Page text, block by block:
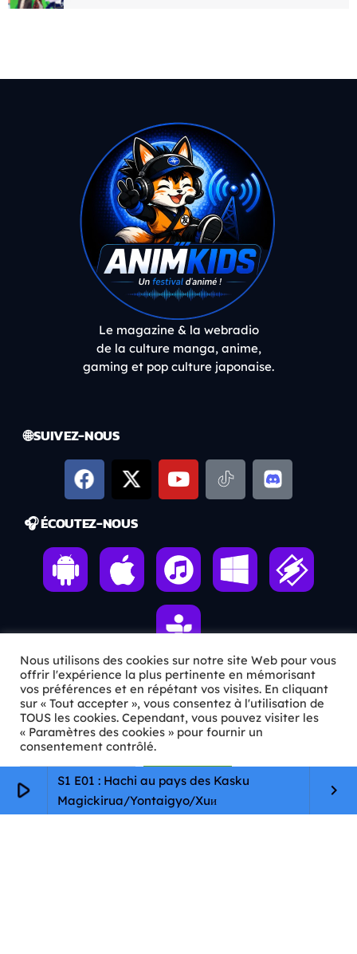
play_arrow
S1 E01 : Hachi au pays des Kasku
Magickirua/Yontaigyo/Xuи
keyboard_arrow_right
Le magazine & la webradio
de la culture manga, anime,
gaming et pop culture japonaise.
🌐 SUIVEZ-NOUS
🎧 ÉCOUTEZ-NOUS
ℹ️ INFOS PRATIQUES
✉️Contact
🦊Qui sommes-nous ?
📄
Mentions légales
Nous utilisons des cookies sur notre site Web pour vous
offrir l'expérience la plus pertinente en mémorisant
vos préférences et en répétant vos visites. En cliquant
sur « Tout accepter », vous consentez à l'utilisation de
TOUS les cookies. Cependant, vous pouvez visiter les
« Paramètres des cookies » pour fournir un
consentement contrôlé.
Paramètres Cookie Tout accepter